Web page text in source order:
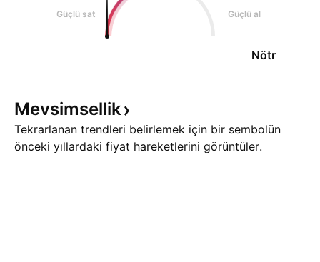
Güçlü sat Güçlü al
Nötr
Mevsimsellik
Tekrarlanan trendleri belirlemek için bir sembolün
önceki yıllardaki fiyat hareketlerini görüntüler.